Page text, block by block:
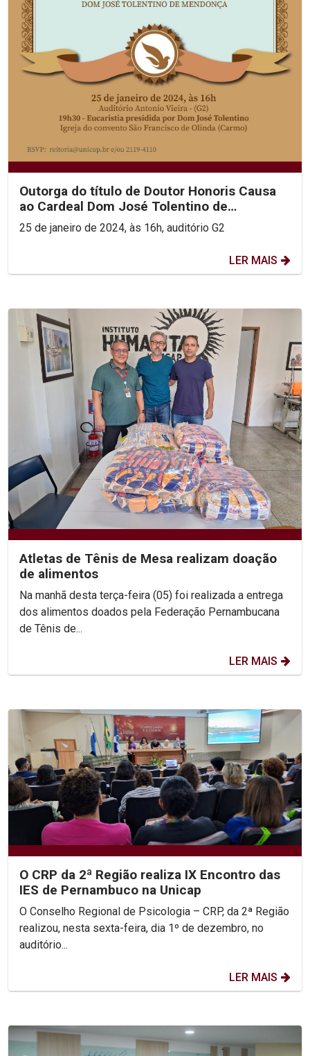
Outorga do título de Doutor Honoris Causa
ao Cardeal Dom José Tolentino de
Mendonça
25 de janeiro de 2024, às 16h, auditório G2
LER MAIS
Atletas de Tênis de Mesa realizam doação
de alimentos
Na manhã desta terça-feira (05) foi realizada a entrega
dos alimentos doados pela Federação Pernambucana
de Tênis de...
LER MAIS
O CRP da 2ª Região realiza IX Encontro das
IES de Pernambuco na Unicap
O Conselho Regional de Psicologia – CRP, da 2ª Região
realizou, nesta sexta-feira, dia 1º de dezembro, no
auditório...
LER MAIS